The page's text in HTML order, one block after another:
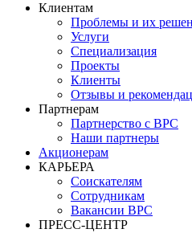
Клиентам
Проблемы и их
Услуги
Специализация
Проекты
Клиенты
Отзывы и
Партнерам
Партнерство с BPC
Наши партнеры
Акционерам
КАРЬЕРА
Соискателям
Сотрудникам
Вакансии BPC
ПРЕСС-ЦЕНТР